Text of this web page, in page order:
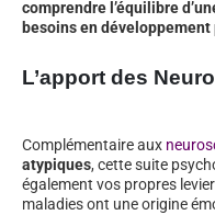
comprendre l’équilibre
besoins en développement
L’apport des
Complémentaire aux
atypiques, cette suite
également vos propres
maladies ont une origine